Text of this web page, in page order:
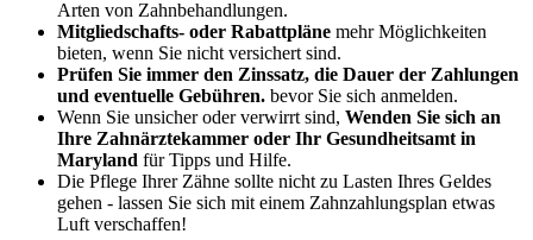
Arten von Zahnbehandlungen.
Mitgliedschafts- oder Rabattpläne mehr Möglichkeiten
bieten, wenn Sie nicht versichert sind.
Prüfen Sie immer den Zinssatz, die Dauer der Zahlungen
und eventuelle Gebühren. bevor Sie sich anmelden.
Wenn Sie unsicher oder verwirrt sind, Wenden Sie sich an
Ihre Zahnärztekammer oder Ihr Gesundheitsamt in
Maryland für Tipps und Hilfe.
Die Pflege Ihrer Zähne sollte nicht zu Lasten Ihres Geldes
gehen - lassen Sie sich mit einem Zahnzahlungsplan etwas
Luft verschaffen!